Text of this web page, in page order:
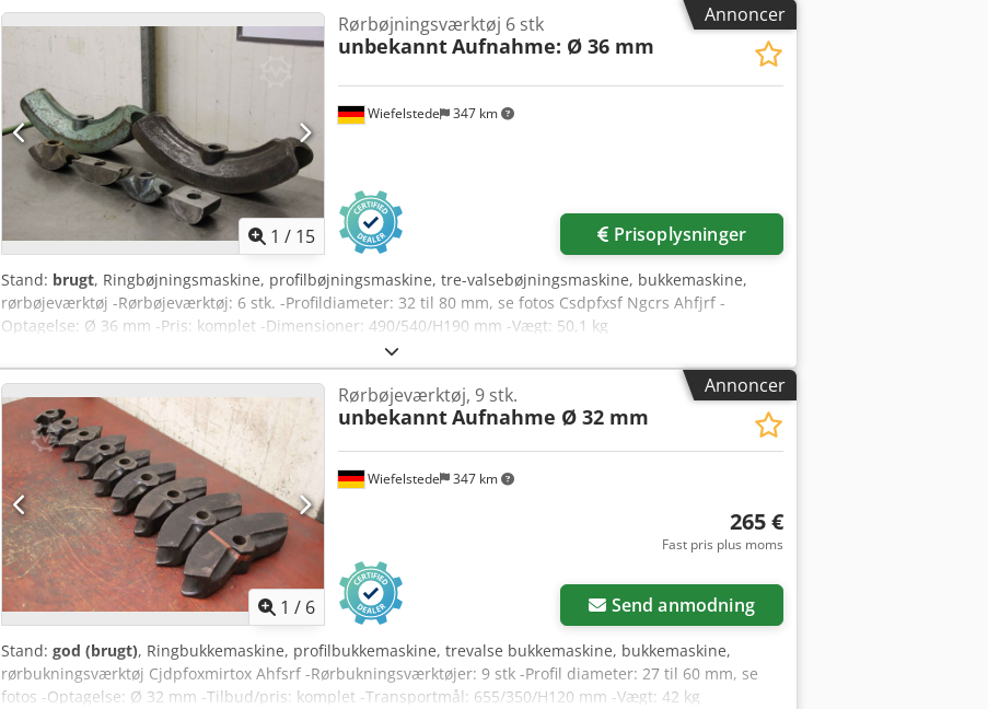
Annoncer
1 / 15
Wiefelstede 347 km
Rørbøjningsværktøj 6 stk
unbekanntAufnahme: Ø 36 mm
Prisoplysninger
Stand: brugt, Ringbøjningsmaskine, profilbøjningsmaskine, tre-valsebøjningsmaskine, bukkemaskine,
rørbøjeværktøj -Rørbøjeværktøj: 6 stk. -Profildiameter: 32 til 80 mm, se fotos Csdpfxsf Ngcrs Ahfjrf -
Optagelse: Ø 36 mm -Pris: komplet -Dimensioner: 490/540/H190 mm -Vægt: 50,1 kg
Annoncer
1 / 6
Wiefelstede 347 km
Rørbøjeværktøj, 9 stk.
unbekanntAufnahme Ø 32 mm
265 €
Fast pris plus moms
Send anmodning
Stand: god (brugt), Ringbukkemaskine, profilbukkemaskine, trevalse bukkemaskine, bukkemaskine,
rørbukningsværktøj Cjdpfoxmirtox Ahfsrf -Rørbukningsværktøjer: 9 stk -Profil diameter: 27 til 60 mm, se
fotos -Optagelse: Ø 32 mm -Tilbud/pris: komplet -Transportmål: 655/350/H120 mm -Vægt: 42 kg